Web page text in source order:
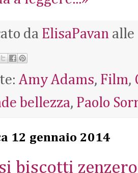
da ElisaPavan alle
Amy Adams, Film,
bellezza, Paolo
12 gennaio 2014
biscotti